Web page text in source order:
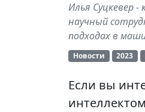
Илья Суцкевер -
научный
подходах в
Новости 2023
Если вы